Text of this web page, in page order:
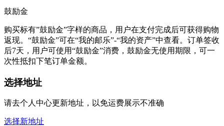
鼓励金
购买标有”鼓励金”字样的商品，用户在支付完成后可获得购物
返现。“鼓励金”可在“我的邮乐”-“我的资产”中查看。订单签收
后7天，用户可使用“鼓励金”消费，鼓励金无使用期限，可一
次性抵扣下笔订单金额。
选择地址
请去个人中心更新地址，以免运费展示不准确
选择新地址